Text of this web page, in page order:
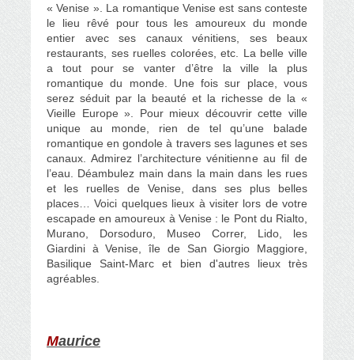
« Venise ». La romantique Venise est sans conteste
le lieu rêvé pour tous les amoureux du monde
entier avec ses canaux vénitiens, ses beaux
restaurants, ses ruelles colorées, etc. La belle ville
a tout pour se vanter d’être la ville la plus
romantique du monde. Une fois sur place, vous
serez séduit par la beauté et la richesse de la «
Vieille Europe ». Pour mieux découvrir cette ville
unique au monde, rien de tel qu’une balade
romantique en gondole à travers ses lagunes et ses
canaux. Admirez l’architecture vénitienne au fil de
l’eau. Déambulez main dans la main dans les rues
et les ruelles de Venise, dans ses plus belles
places… Voici quelques lieux à visiter lors de votre
escapade en amoureux à Venise : le Pont du Rialto,
Murano, Dorsoduro, Museo Correr, Lido, les
Giardini à Venise, île de San Giorgio Maggiore,
Basilique Saint-Marc et bien d'autres lieux très
agréables.
Maurice